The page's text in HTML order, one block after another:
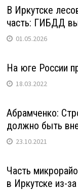
В Иркутске
часть: ГИБДД
01.05.2026
На юге России
18.03.2022
Абрамченко:
должно быть
23.10.2021
Часть
в Иркутске из-